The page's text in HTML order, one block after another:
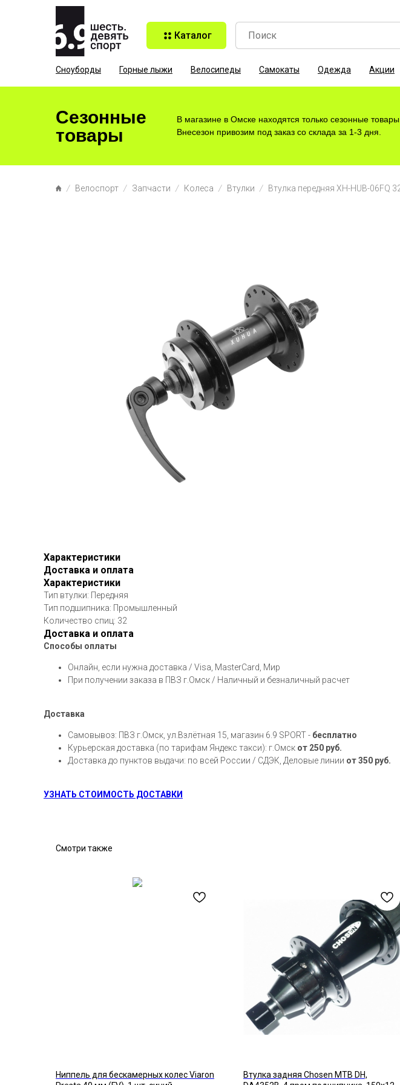
Каталог
Сноуборды Горные лыжи Велосипеды Самокаты Одежда Акции
Сезонные
товары
В магазине в Омске находятся только сезонные товары.
Внесезон привозим под заказ со склада за 1-3 дня.
Велоспорт Запчасти Колеса Втулки
Характеристики
Доставка и оплата
Характеристики
Тип втулки: Передняя
Тип подшипника: Промышленный
Количество спиц: 32
Доставка и оплата
Способы оплаты
Онлайн, если нужна доставка / Visa, MasterCard, Мир
При получении заказа в ПВЗ г.Омск / Наличный и безналичный расчет
Доставка
Самовывоз: ПВЗ г.Омск, ул.Взлётная 15, магазин 6.9 SPORT - бесплатно
Курьерская доставка (по тарифам Яндекс такси): г.Омск от 250 руб.
Доставка до пунктов выдачи: по всей России / СДЭК, Деловые линии от 350 руб.
УЗНАТЬ СТОИМОСТЬ ДОСТАВКИ
Смотри также
Ниппель для бескамерных колес Viaron
Втулка задняя Chosen МТВ DH,